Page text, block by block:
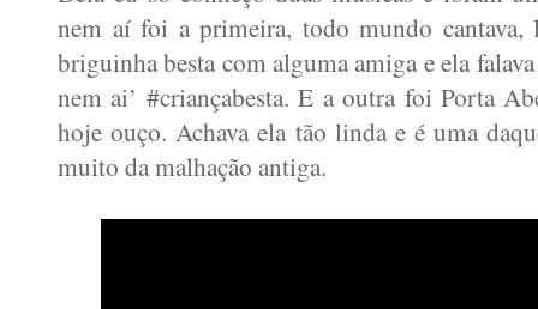
nem aí foi a primeira, todo mundo cantava,
briguinha besta com alguma amiga e ela
nem ai’ #criançabesta. E a outra foi Porta
hoje ouço. Achava ela tão linda e é uma
muito da malhação antiga.